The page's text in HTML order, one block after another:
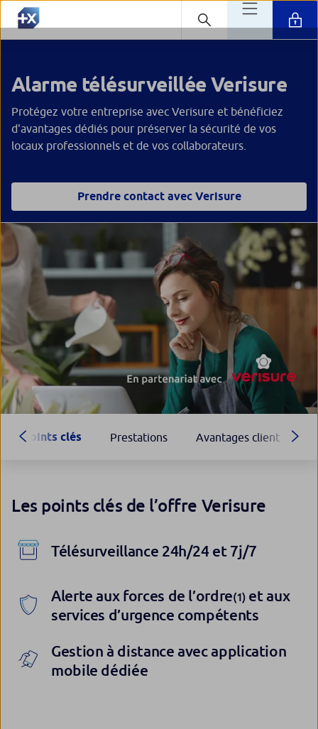
Alarme télésurveillée Verisure
Protégez votre entreprise avec Verisure et bénéficiez
d'avantages dédiés pour préserver la sécurité de vos
locaux professionnels et de vos collaborateurs.
Prendre contact avec Verisure
Points clés Prestations Avantages client
Les points clés de l’offre Verisure
Télésurveillance 24h/24 et 7j/7
Alerte aux forces de l’ordre(1)et aux
services d’urgence compétents
Gestion à distance avec application
mobile dédiée